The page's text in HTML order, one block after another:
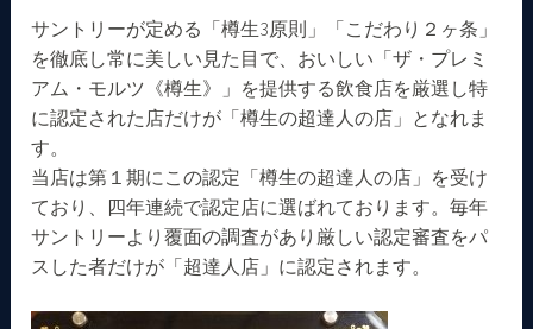
サントリーが定める「樽生3原則」「こだわり２ヶ条」
を徹底し常に美しい見た目で、おいしい「ザ・プレミ
アム・モルツ《樽生》」を提供する飲食店を厳選し特
に認定された店だけが「樽生の超達人の店」となれま
す。
当店は第１期にこの認定「樽生の超達人の店」を受け
ており、四年連続で認定店に選ばれております。毎年
サントリーより覆面の調査があり厳しい認定審査をパ
スした者だけが「超達人店」に認定されます。